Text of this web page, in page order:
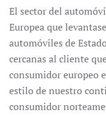
El sector del
Europea que
automóviles de
cercanas al cliente
consumidor europeo
estilo de nuestro
consumidor